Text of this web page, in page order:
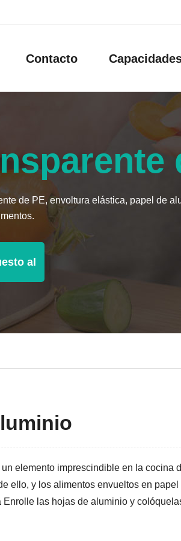
Contacto
de PE, envoltura elástica, papel de
al
elemento imprescindible en la cocina
ello, y los alimentos envueltos en
las hojas de aluminio y